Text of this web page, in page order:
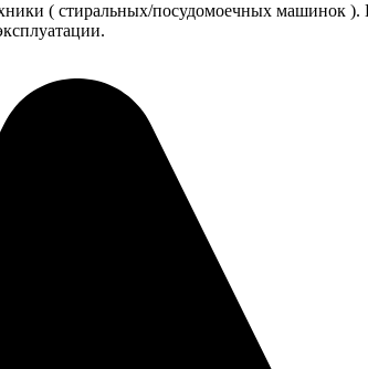
( стиральных/посудомоечных машинок ).